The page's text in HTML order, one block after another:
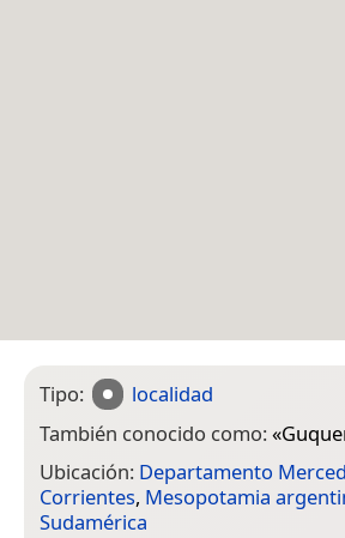
Tipo:
localidad
También conocido como:«
Ubicación: Departamento
Corrientes, Mesopotamia
Sudamérica